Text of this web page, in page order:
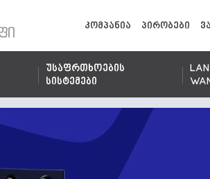
კომპანია პირობები
უსაფრთხოების
სისტემები